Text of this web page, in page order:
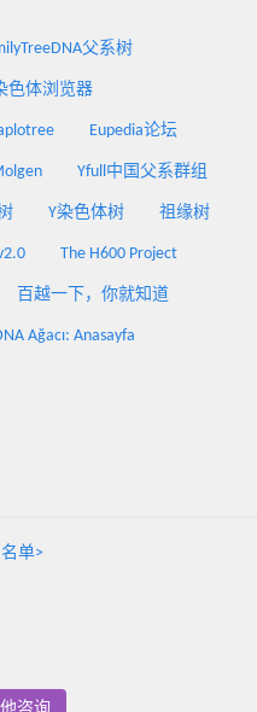
父系树
色体浏览器
Eupedia论坛
Yfull中国父系群组
Y染色体树 祖缘树
The H600 Project
百越一下，你就知道
Ağacı: Anasayfa
单>